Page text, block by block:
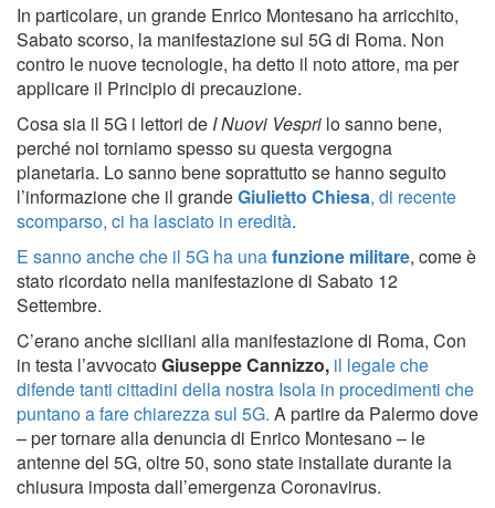
In particolare, un grande Enrico Montesano ha arricchito,
Sabato scorso, la manifestazione sul 5G di Roma. Non
contro le nuove tecnologie, ha detto il noto attore, ma per
applicare il Principio di precauzione.
Cosa sia il 5G i lettori de I Nuovi Vespri lo sanno bene,
perché noi torniamo spesso su questa vergogna
planetaria. Lo sanno bene soprattutto se hanno seguito
l’informazione che il grandeGiulietto Chiesa, di recente
scomparso, ci ha lasciato in eredità.
E sanno anche che il 5G ha unafunzione militare, come è
stato ricordato nella manifestazione di Sabato 12
Settembre.
C’erano anche siciliani alla manifestazione di Roma, Con
in testa l’avvocatoGiuseppe Cannizzo, il legale che
difende tanti cittadini della nostra Isola in procedimenti che
puntano a fare chiarezza sul 5G. A partire da Palermo dove
– per tornare alla denuncia di Enrico Montesano – le
antenne del 5G, oltre 50, sono state installate durante la
chiusura imposta dall’emergenza Coronavirus.